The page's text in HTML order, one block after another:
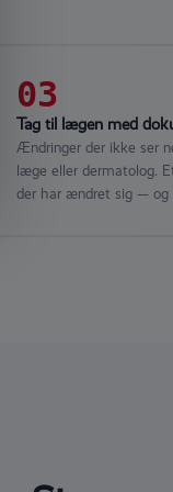
03
Tag til lægen med
Ændringer der ikke ser
læge eller dermatolog.
der har ændret sig — og